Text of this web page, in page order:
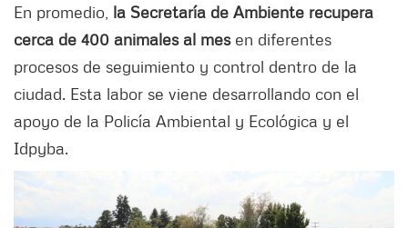
En promedio, la Secretaría de Ambiente recupera
cerca de 400 animales al mes en diferentes
procesos de seguimiento y control dentro de la
ciudad. Esta labor se viene desarrollando con el
apoyo de la Policía Ambiental y Ecológica y el
Idpyba.